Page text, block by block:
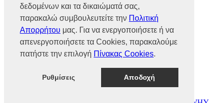
δεδομένων και τα δικαιώματά σας,
παρακαλώ συμβουλευτείτε την Πολιτική
Απορρήτου μας. Για να ενεργοποιήσετε ή να
απενεργοποιήσετε τα Cookies, παρακαλούμε
πατήστε την επιλογή Πίνακας Cookies.
Ρυθμίσεις Αποδοχή
Νέα
Οικονομικά στοιχεία
Υποστήριξη
Επικοινωνία
Γίνε συνεργάτης
Πολιτική απορρήτου